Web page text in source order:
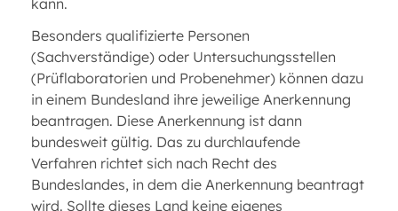
kann.
Besonders qualifizierte Personen
(Sachverständige) oder Untersuchungsstellen
(Prüflaboratorien und Probenehmer) können dazu
in einem Bundesland ihre jeweilige Anerkennung
beantragen. Diese Anerkennung ist dann
bundesweit gültig. Das zu durchlaufende
Verfahren richtet sich nach Recht des
Bundeslandes, in dem die Anerkennung beantragt
wird. Sollte dieses Land keine eigenes